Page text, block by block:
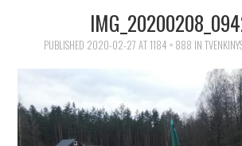
KLUONAS
ĮRANKIAI
PUBLISHED 2020-02-27 AT1184 × 888 IN